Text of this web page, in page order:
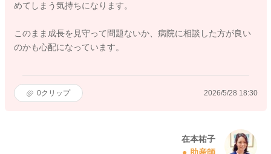
めてしまう気持ちになります。
このまま成長を見守って問題ないか、病院に相談した方が良い
のかも心配になっています。
0クリップ 2026/5/28 18:30
在本祐子